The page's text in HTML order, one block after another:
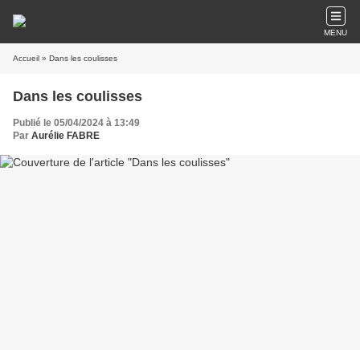
MENU
Accueil » Dans les coulisses
Dans les coulisses
Publié le 05/04/2024 à 13:49
Par Aurélie FABRE